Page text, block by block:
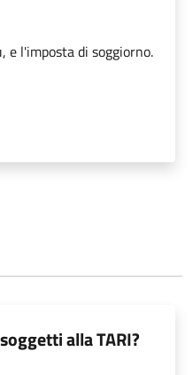
l'imposta di soggiorno.
alla TARI?